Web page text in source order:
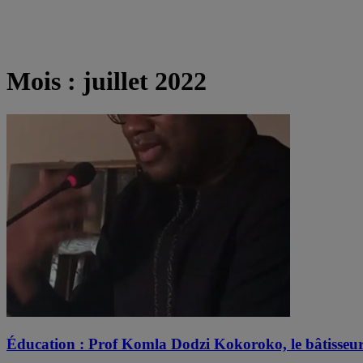
Mois : juillet 2022
Éducation : Prof Komla Dodzi Kokoroko, le